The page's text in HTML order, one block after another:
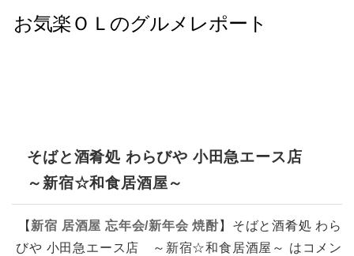
そばと酒肴処 わらびや 小田急エース店
～新宿☆和食居酒屋～
【 新宿 居酒屋 忘年会/新年会 焼酎】 そばと酒肴処 わら
びや 小田急エース店 ～新宿☆和食居酒屋～ は コメン